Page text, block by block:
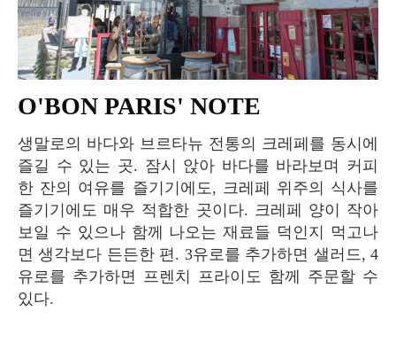
O'BON PARIS' NOTE
생말로의 바다와 브르타뉴 전통의 크레페를 동시에
즐길 수 있는 곳. 잠시 앉아 바다를 바라보며 커피
한 잔의 여유를 즐기기에도, 크레페 위주의 식사를
즐기기에도 매우 적합한 곳이다. 크레페 양이 작아
보일 수 있으나 함께 나오는 재료들 덕인지 먹고나
면 생각보다 든든한 편. 3유로를 추가하면 샐러드, 4
유로를 추가하면 프렌치 프라이도 함께 주문할 수
있다.